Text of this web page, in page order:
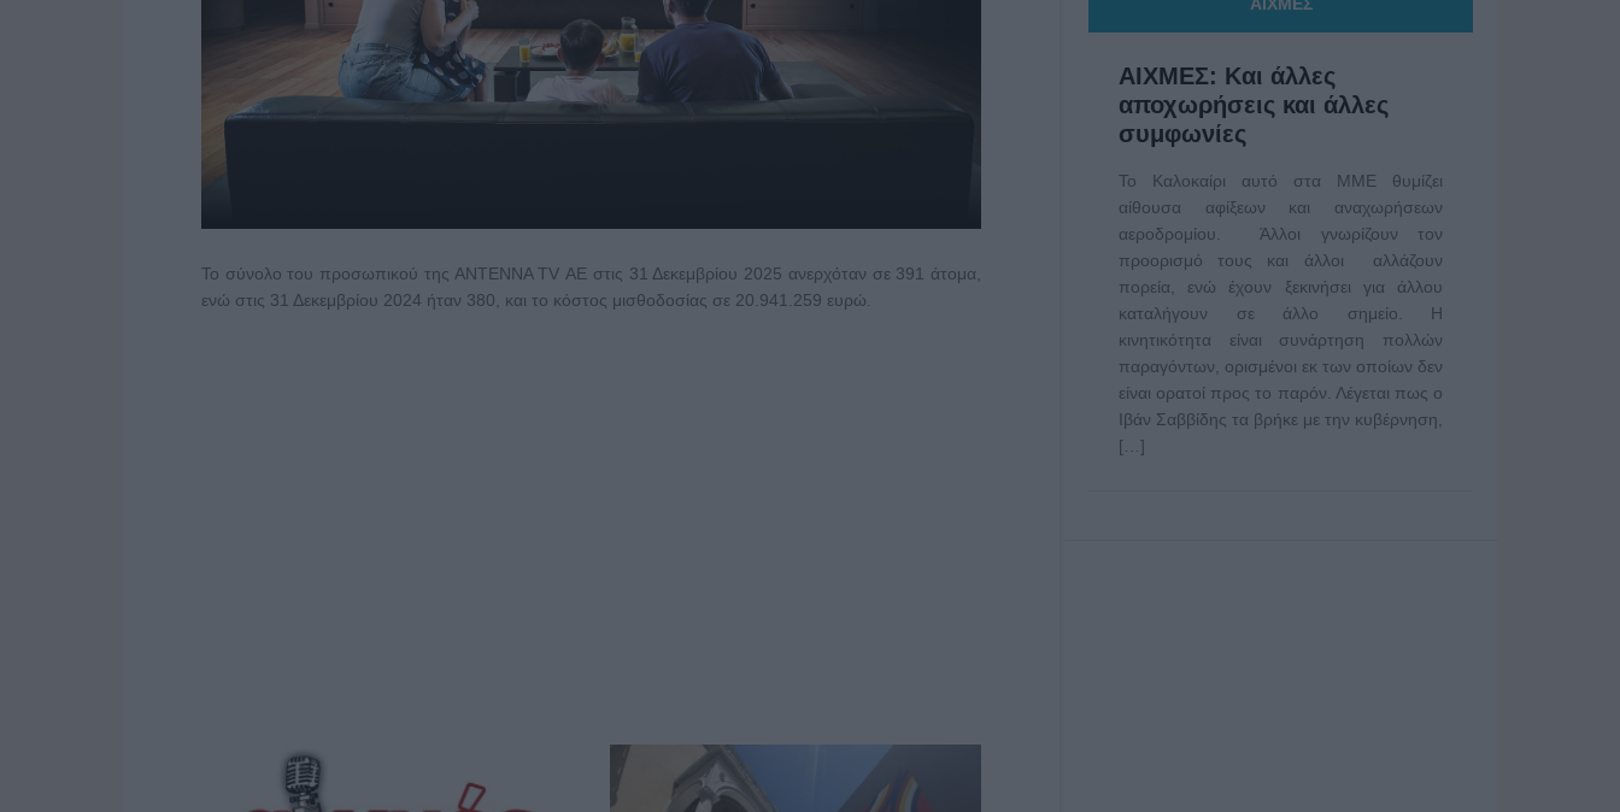
Το σύνολο του προσωπικού της ΑΝΤΕΝΝΑ TV ΑΕ στις 31 Δεκεμβρίου 2025 ανερχόταν σε 391 άτομα,
ενώ στις 31 Δεκεμβρίου 2024 ήταν 380, και το κόστος μισθοδοσίας σε 20.941.259 ευρώ.
ΑΙΧΜΕΣ
ΑΙΧΜΕΣ: Και άλλες
αποχωρήσεις και άλλες
συμφωνίες
Το Καλοκαίρι αυτό στα ΜΜΕ θυμίζει
αίθουσα αφίξεων και αναχωρήσεων
αεροδρομίου. Άλλοι γνωρίζουν τον
προορισμό τους και άλλοι αλλάζουν
πορεία, ενώ έχουν ξεκινήσει για άλλου
καταλήγουν σε άλλο σημείο. Η
κινητικότητα είναι συνάρτηση πολλών
παραγόντων, ορισμένοι εκ των οποίων δεν
είναι ορατοί προς το παρόν. Λέγεται πως ο
Ιβάν Σαββίδης τα βρήκε με την κυβέρνηση,
[…]